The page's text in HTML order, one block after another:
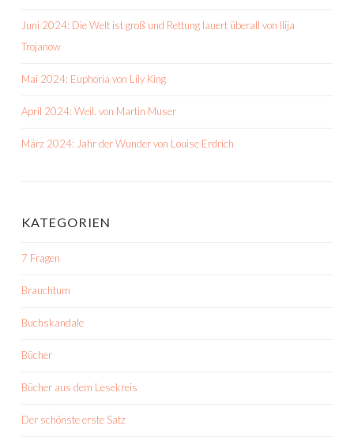
Juni 2024: Die Welt ist groß und Rettung lauert überall von Ilija
Trojanow
Mai 2024: Euphoria von Lily King
April 2024: Weil. von Martin Muser
März 2024: Jahr der Wunder von Louise Erdrich
KATEGORIEN
7 Fragen
Brauchtum
Buchskandale
Bücher
Bücher aus dem Lesekreis
Der schönste erste Satz